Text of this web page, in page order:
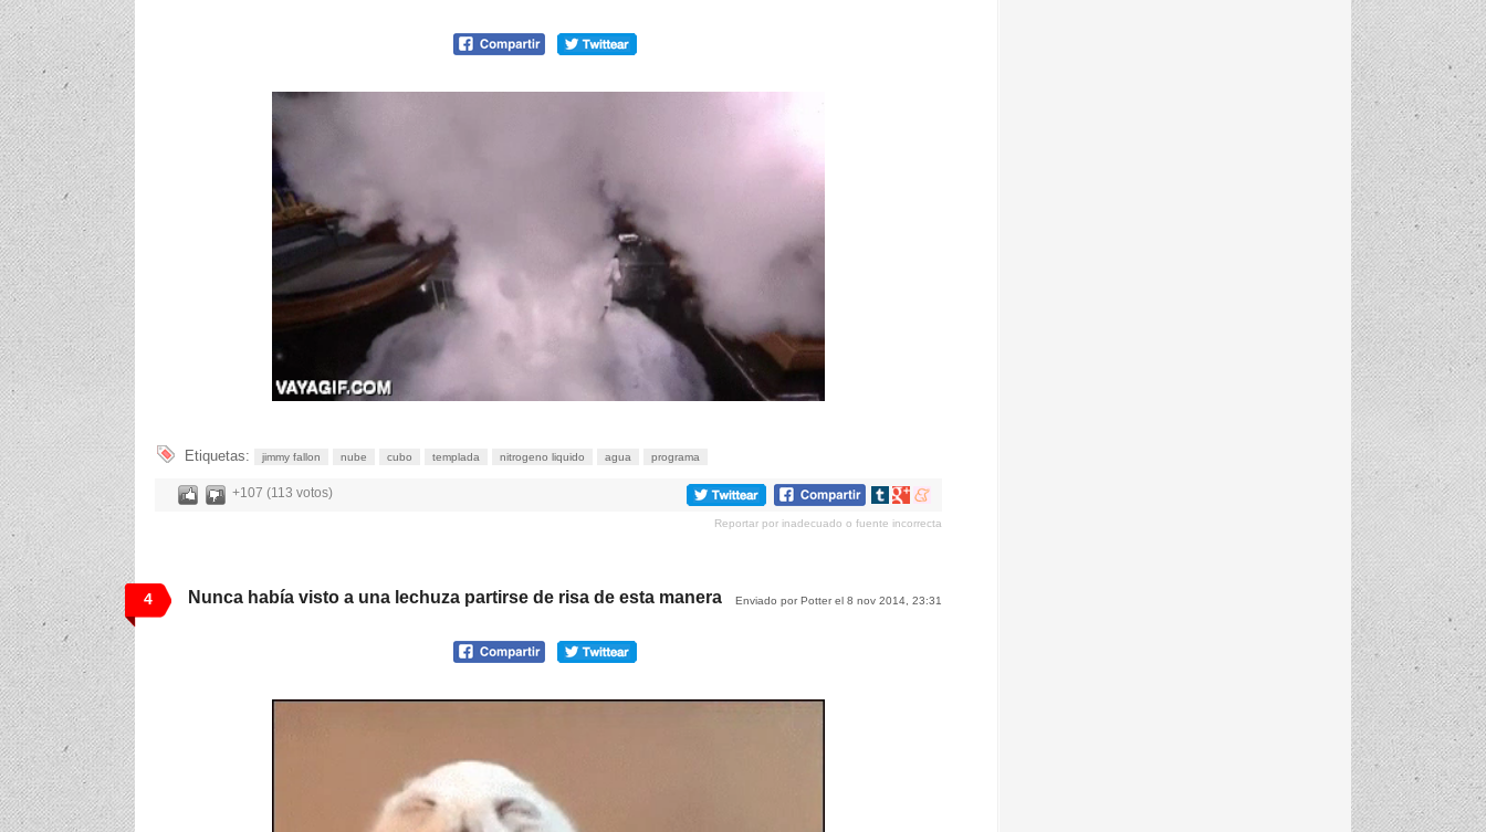
Etiquetas: jimmy fallon nube cubo templada nitrogeno liquido agua programa
+107 (113 votos)
Compartir
tumblr
Compartir
Google+
Compartir
meneame
Reportar por inadecuado o fuente incorrecta
4 Enviado por Potter el 8 nov 2014, 23:31
Nunca había visto a una lechuza partirse de risa de esta manera